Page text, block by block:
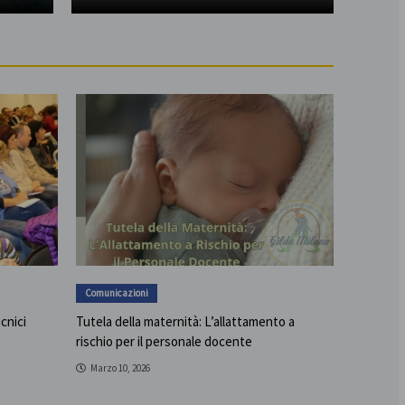
Comunicazioni
Tutela della maternità: L’allattamento a
rischio per il personale docente
Marzo 10, 2026